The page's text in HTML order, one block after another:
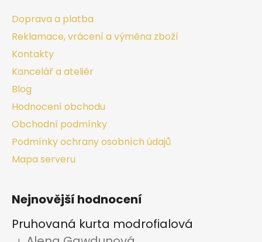
Doprava a platba
Reklamace, vrácení a výměna zboží
Kontakty
Kancelář a ateliér
Blog
Hodnocení obchodu
Obchodní podmínky
Podmínky ochrany osobních údajů
Mapa serveru
Nejnovější hodnocení
Pruhovaná kurta modrofialová